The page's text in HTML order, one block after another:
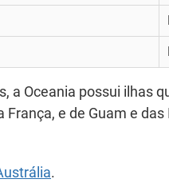
a Oceania possui ilhas
e de Guam e
.